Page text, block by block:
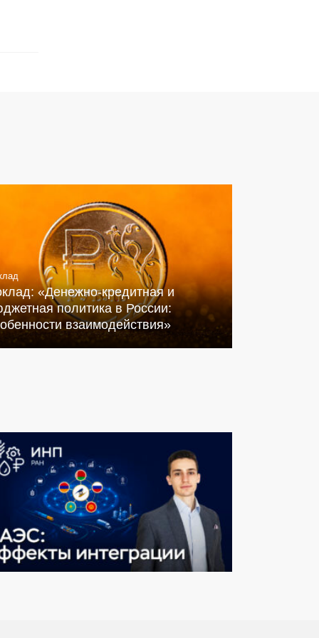
«Денежно-кредитная и
политика в России:
взаимодействия»